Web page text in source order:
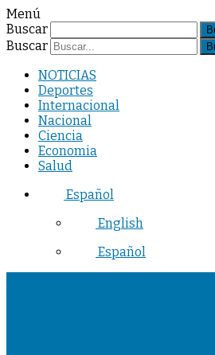
Menú
Buscar
Buscar
NOTICIAS
Deportes
Internacional
Nacional
Ciencia
Economia
Salud
Español
English
Español